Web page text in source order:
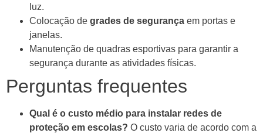
luz.
Colocação de grades de segurança em portas e
janelas.
Manutenção de quadras esportivas para garantir a
segurança durante as atividades físicas.
Perguntas frequentes
Qual é o custo médio para instalar redes de
proteção em escolas? O custo varia de acordo com a